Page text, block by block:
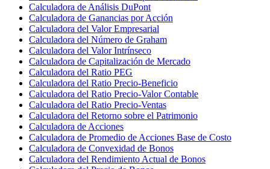
Calculadora de Análisis DuPont
Calculadora de Ganancias por Acción
Calculadora del Valor Empresarial
Calculadora del Número de Graham
Calculadora del Valor Intrínseco
Calculadora de Capitalización de Mercado
Calculadora del Ratio PEG
Calculadora del Ratio Precio-Beneficio
Calculadora del Ratio Precio-Valor Contable
Calculadora del Ratio Precio-Ventas
Calculadora del Retorno sobre el Patrimonio
Calculadora de Acciones
Calculadora de Promedio de Acciones Base de Costo
Calculadora de Convexidad de Bonos
Calculadora del Rendimiento Actual de Bonos